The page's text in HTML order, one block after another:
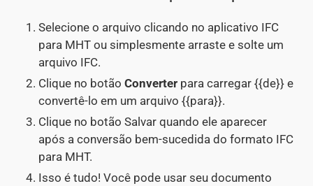
Selecione o arquivo clicando no aplicativo IFC
para MHT ou simplesmente arraste e solte um
arquivo IFC.
Clique no botão Converter para carregar {{de}} e
convertê-lo em um arquivo {{para}}.
Clique no botão Salvar quando ele aparecer
após a conversão bem-sucedida do formato IFC
para MHT.
Isso é tudo! Você pode usar seu documento